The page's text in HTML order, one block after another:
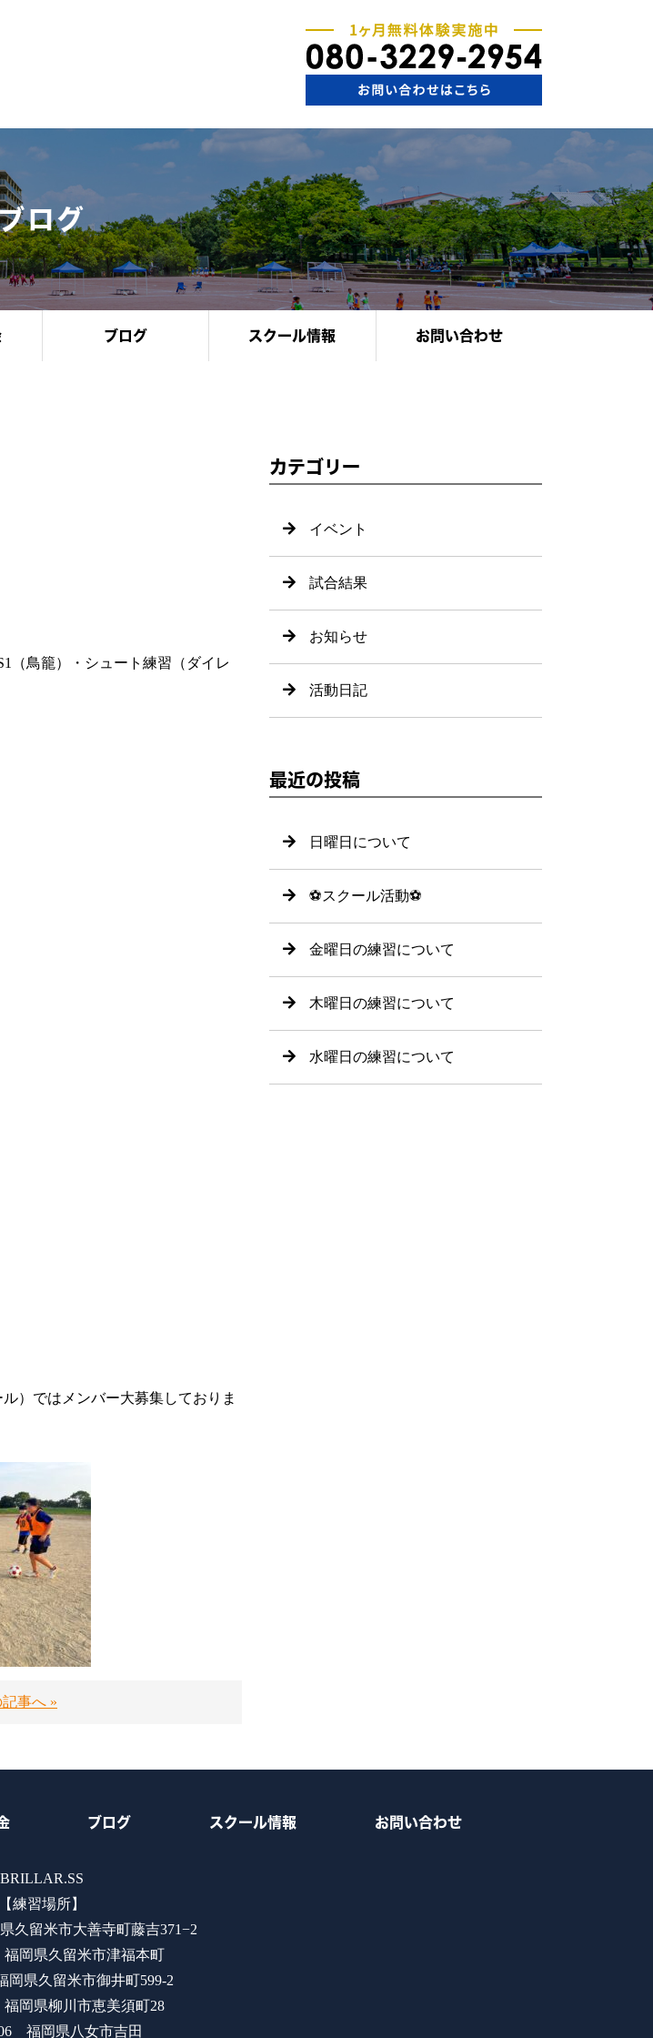
ログ
ブログ スクール情報 お問い合わせ
（鳥籠）・シュート練習（ダイレ
）ではメンバー大募集しておりま
事へ »
カテゴリー
イベント
試合結果
お知らせ
活動日記
最近の投稿
日曜日について
⚽️スクール活動⚽️
金曜日の練習について
木曜日の練習について
水曜日の練習について
ブログ スクール情報 お問い合わせ
BRILLAR.SS
【練習場所】
久留米市大善寺町藤吉371−2
岡県久留米市津福本町
岡県久留米市御井町599-2
岡県柳川市恵美須町28
福岡県八女市吉田